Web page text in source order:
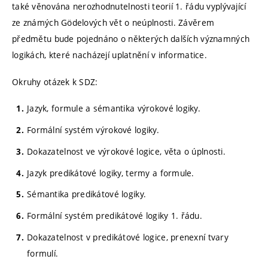
také věnována nerozhodnutelnosti teorií 1. řádu vyplývající
ze známých Gödelových vět o neúplnosti. Závěrem
předmětu bude pojednáno o některých dalších významných
logikách, které nacházejí uplatnění v informatice.
Okruhy otázek k SDZ:
Jazyk, formule a sémantika výrokové logiky.
Formální systém výrokové logiky.
Dokazatelnost ve výrokové logice, věta o úplnosti.
Jazyk predikátové logiky, termy a formule.
Sémantika predikátové logiky.
Formální systém predikátové logiky 1. řádu.
Dokazatelnost v predikátové logice, prenexní tvary
formulí.